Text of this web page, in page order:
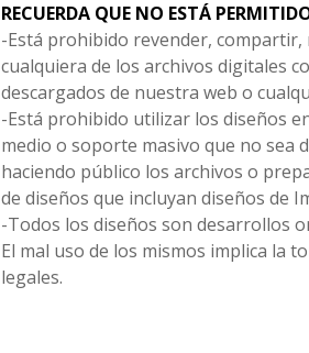
RECUERDA QUE NO ESTÁ
-Está prohibido revender,
cualquiera de los archivos digitales
descargados de nuestra web o
-Está prohibido utilizar los diseños
medio o soporte masivo que no sea
haciendo público los archivos o
de diseños que incluyan diseños de
-Todos los diseños son desarrollos
El mal uso de los mismos implica la
legales.